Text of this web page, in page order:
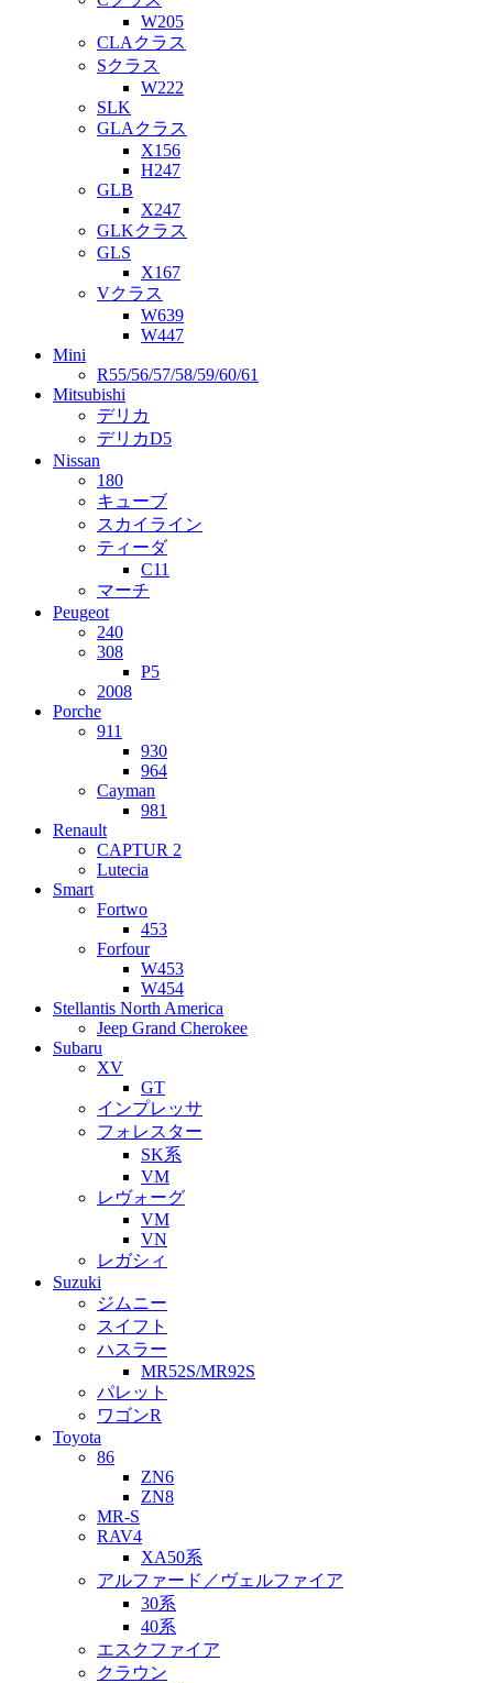
W205
CLAクラス
Sクラス
W222
SLK
GLAクラス
X156
H247
GLB
X247
GLKクラス
GLS
X167
Vクラス
W639
W447
Mini
R55/56/57/58/59/60/61
Mitsubishi
デリカ
デリカD5
Nissan
180
キューブ
スカイライン
ティーダ
C11
マーチ
Peugeot
240
308
P5
2008
Porche
911
930
964
Cayman
981
Renault
CAPTUR 2
Lutecia
Smart
Fortwo
453
Forfour
W453
W454
Stellantis North America
Jeep Grand Cherokee
Subaru
XV
GT
インプレッサ
フォレスター
SK系
VM
レヴォーグ
VM
VN
レガシィ
Suzuki
ジムニー
スイフト
ハスラー
MR52S/MR92S
パレット
ワゴンR
Toyota
86
ZN6
ZN8
MR-S
RAV4
XA50系
アルファード／ヴェルファイア
30系
40系
エスクファイア
クラウン